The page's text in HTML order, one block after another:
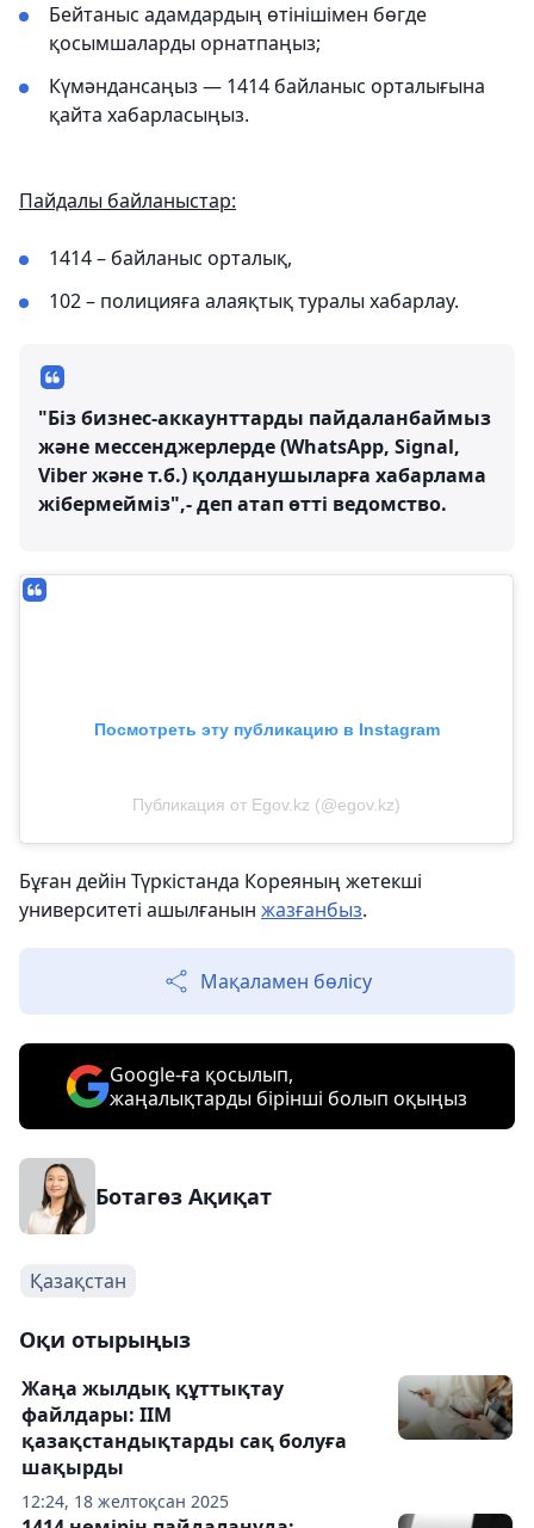
Бейтаныс адамдардың өтінішімен бөгде
қосымшаларды орнатпаңыз;
Күмәндансаңыз — 1414 байланыс орталығына
қайта хабарласыңыз.
Пайдалы байланыстар:
1414 – байланыс орталық,
102 – полицияға алаяқтық туралы хабарлау.
"Біз бизнес-аккаунттарды пайдаланбаймыз
және мессенджерлерде (WhatsApp, Signal,
Viber және т.б.) қолданушыларға хабарлама
жібермейміз",- деп атап өтті ведомство.
Посмотреть эту публикацию в Instagram
Публикация от Egov.kz (@egov.kz)
Бұған дейін Түркістанда Кореяның жетекші
университеті ашылғанын жазғанбыз.
Мақаламен бөлісу
Google-ға қосылып,
жаңалықтарды бірінші болып оқыңыз
Ботагөз Ақиқат
Қазақстан
Оқи отырыңыз
12:24, 18 желтоқсан 2025
Жаңа жылдық құттықтау
файлдары: ІІМ
қазақстандықтарды сақ болуға
шақырды